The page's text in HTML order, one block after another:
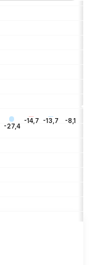
-27,4
-14,7 -13,7 -8,1